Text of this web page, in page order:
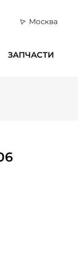
Москва
ЗАПЧАСТИ